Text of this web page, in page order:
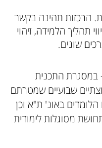
הרכזות תהינה בקשר
תהליך הלמידה, זיהוי
שונים.
במסגרת התכנית
שבועיים שמטרתם
באונ' ת"א וכן
מסוגלות לימודית